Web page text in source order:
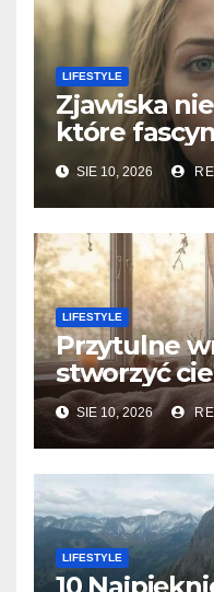
LIFESTYLE
Zjawiska
które
SIE 10, 2026
LIFESTYLE
Przytulne
stworzyć
dom?
SIE 10, 2026
LIFESTYLE